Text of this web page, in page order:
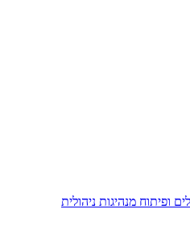
ופיתוח מנהיגות ניהולית